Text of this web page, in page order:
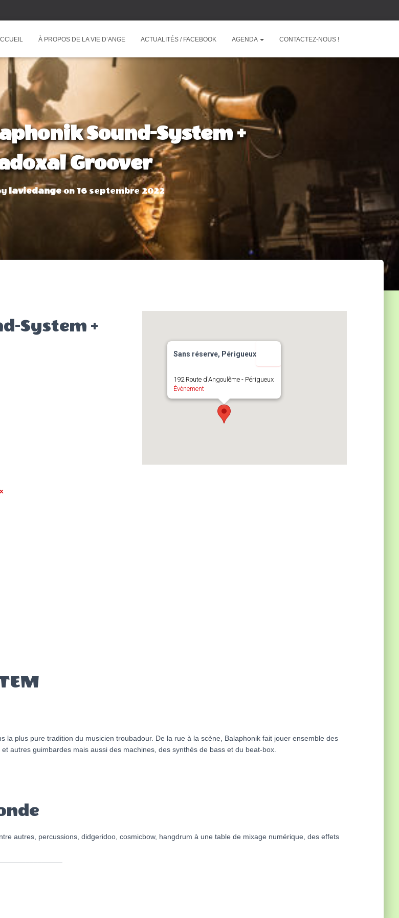
À PROPOS DE LA VIE D’ANGE ACTUALITÉS / FACEBOOK AGENDA CONTACTEZ-NOUS !
Sound-System +
Groover
laviedangeon 16 septembre 2022
Sans réserve, Périgueux
192 Route d'Angoulême - Périgueux
Évènement
System +
la plus pure tradition du musicien troubadour. De la rue à la scène, Balaphonik fait jouer ensemble des
autres guimbardes mais aussi des machines, des synthés de bass et du beat-box.
autres, percussions, didgeridoo, cosmicbow, hangdrum à une table de mixage numérique, des effets